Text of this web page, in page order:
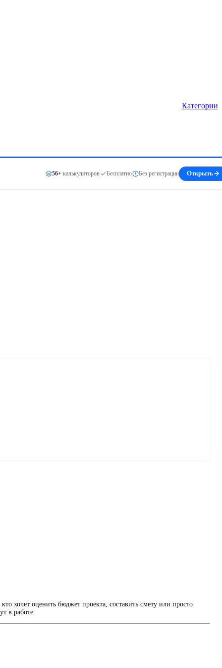
Категории
56+ калькуляторов Бесплатно Без регистрации Открыть
хочет оценить бюджет проекта, составить смету или просто
в работе.